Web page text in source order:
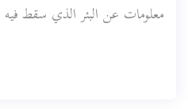
معلومات عن البئر الذي سقط فيه